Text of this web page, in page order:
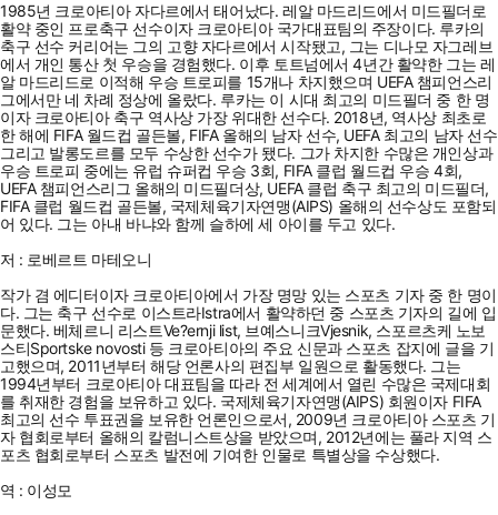
1985년 크로아티아 자다르에서 태어났다. 레알 마드리드에서 미드필더로
활약 중인 프로축구 선수이자 크로아티아 국가대표팀의 주장이다. 루카의
축구 선수 커리어는 그의 고향 자다르에서 시작됐고, 그는 디나모 자그레브
에서 개인 통산 첫 우승을 경험했다. 이후 토트넘에서 4년간 활약한 그는 레
알 마드리드로 이적해 우승 트로피를 15개나 차지했으며 UEFA 챔피언스리
그에서만 네 차례 정상에 올랐다. 루카는 이 시대 최고의 미드필더 중 한 명
이자 크로아티아 축구 역사상 가장 위대한 선수다. 2018년, 역사상 최초로
한 해에 FIFA 월드컵 골든볼, FIFA 올해의 남자 선수, UEFA 최고의 남자 선수
그리고 발롱도르를 모두 수상한 선수가 됐다. 그가 차지한 수많은 개인상과
우승 트로피 중에는 유럽 슈퍼컵 우승 3회, FIFA 클럽 월드컵 우승 4회,
UEFA 챔피언스리그 올해의 미드필더상, UEFA 클럽 축구 최고의 미드필더,
FIFA 클럽 월드컵 골든볼, 국제체육기자연맹(AIPS) 올해의 선수상도 포함되
어 있다. 그는 아내 바냐와 함께 슬하에 세 아이를 두고 있다.
저 : 로베르트 마테오니
작가 겸 에디터이자 크로아티아에서 가장 명망 있는 스포츠 기자 중 한 명이
다. 그는 축구 선수로 이스트라Istra에서 활약하던 중 스포츠 기자의 길에 입
문했다. 베체르니 리스트Ve?ernji list, 브예스니크Vjesnik, 스포르츠케 노보
스티Sportske novosti 등 크로아티아의 주요 신문과 스포츠 잡지에 글을 기
고했으며, 2011년부터 해당 언론사의 편집부 일원으로 활동했다. 그는
1994년부터 크로아티아 대표팀을 따라 전 세계에서 열린 수많은 국제대회
를 취재한 경험을 보유하고 있다. 국제체육기자연맹(AIPS) 회원이자 FIFA
최고의 선수 투표권을 보유한 언론인으로서, 2009년 크로아티아 스포츠 기
자 협회로부터 올해의 칼럼니스트상을 받았으며, 2012년에는 풀라 지역 스
포츠 협회로부터 스포츠 발전에 기여한 인물로 특별상을 수상했다.
역 : 이성모